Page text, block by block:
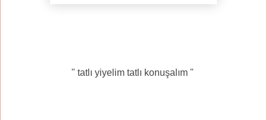
" tatlı yiyelim tatlı konuşalım "